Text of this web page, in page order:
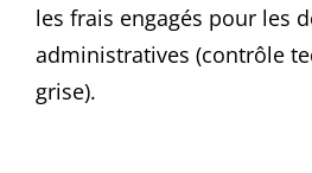
les frais engagés pour les
administratives (contrôle